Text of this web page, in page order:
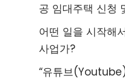
공 임대주택 신청
어떤 일을 시작해
사업가?
“유튜브